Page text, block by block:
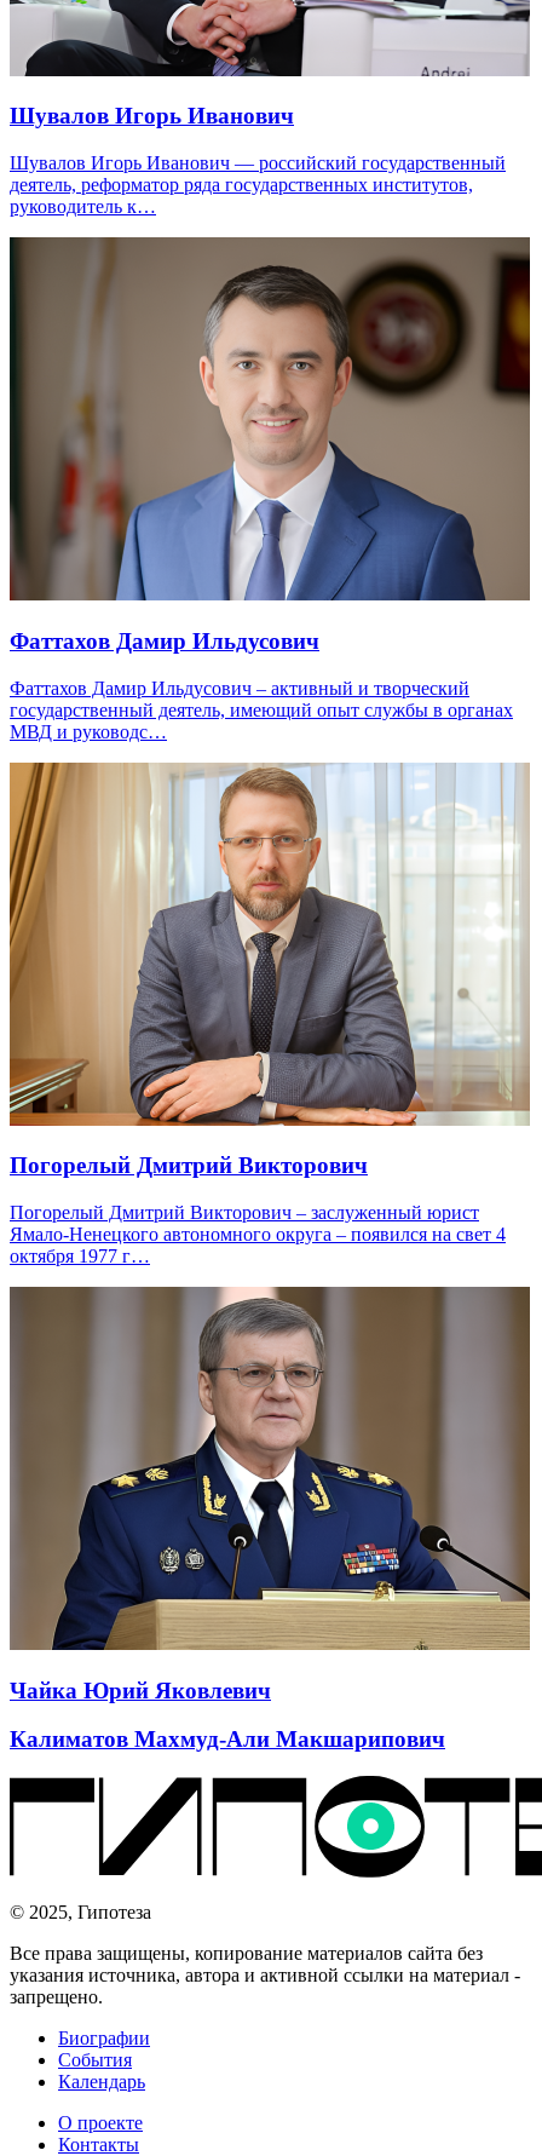
Шувалов Игорь Иванович
Шувалов Игорь Иванович — российский государственный
деятель, реформатор ряда государственных институтов,
руководитель к…
Фаттахов Дамир Ильдусович
Фаттахов Дамир Ильдусович – активный и творческий
государственный деятель, имеющий опыт службы в органах
МВД и руководс…
Погорелый Дмитрий Викторович
Погорелый Дмитрий Викторович – заслуженный юрист
Ямало-Ненецкого автономного округа – появился на свет 4
октября 1977 г…
Чайка Юрий Яковлевич
Калиматов Махмуд-Али Макшарипович
© 2025, Гипотеза
Все права защищены, копирование материалов сайта без
указания источника, автора и активной ссылки на материал -
запрещено.
Биографии
События
Календарь
О проекте
Контакты